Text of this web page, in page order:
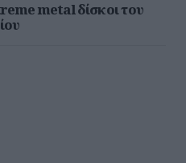
metal δίσκοι του